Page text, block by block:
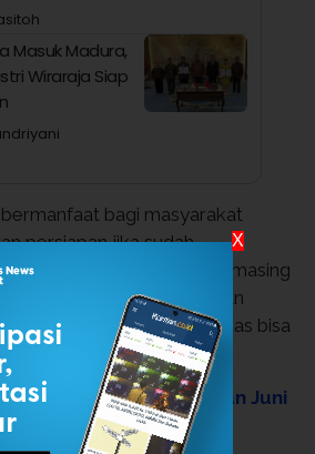
Masuk Madura,
Wiraraja Siap
bagi masyarakat
persiapan jika sudah
cuaca di daerah masing-masing
Solo, Semarang dan
Sehingga berbagai aktivitas bisa
terkendala cuaca.
Rincian Harga BBM Bulan Juni
Shell dan BP
X